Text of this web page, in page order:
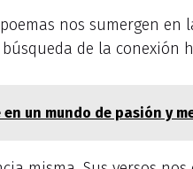
nos sumergen en
de la conexión
un mundo de pasión y